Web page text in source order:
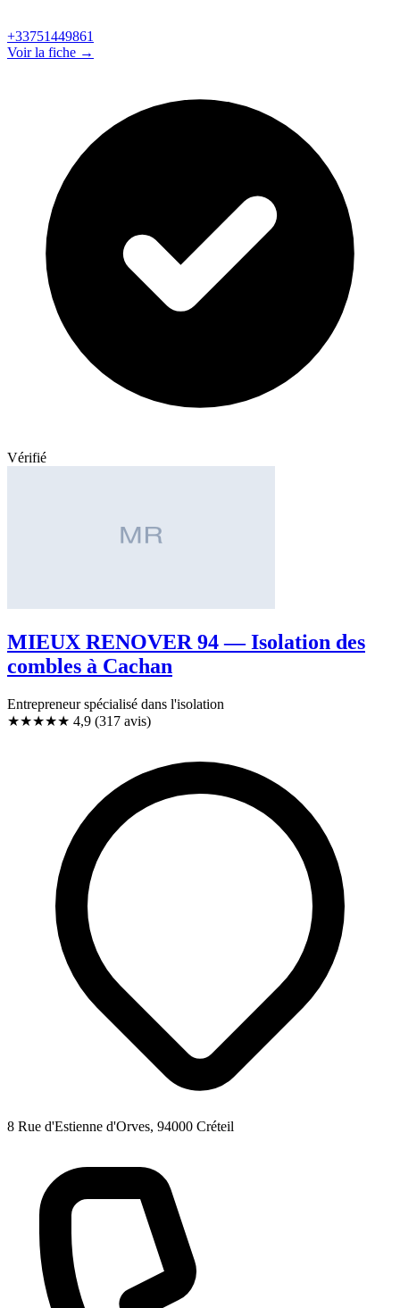
+33751449861
Voir la fiche →
Vérifié
MIEUX RENOVER 94 — Isolation des
combles à Cachan
Entrepreneur spécialisé dans l'isolation
★★★★★ 4,9 (317 avis)
8 Rue d'Estienne d'Orves, 94000 Créteil